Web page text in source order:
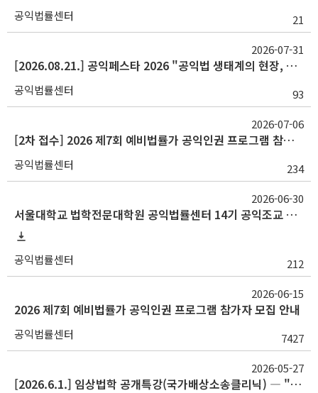
공익법률센터 21
[2026.08.21.] 공익페스타 2026 "공익법 생태계의 현장, 연결, 그리고 미래"
공익법률센터 93
2026-07-31
[2차 접수] 2026 제7회 예비법률가 공익인권 프로그램 참가자 모집 안내
공익법률센터 234
2026-07-06
서울대학교 법학전문대학원 공익법률센터 14기 공익조교 채용 공고
공익법률센터 212
2026-06-30
2026 제7회 예비법률가 공익인권 프로그램 참가자 모집 안내
공익법률센터 7427
2026-06-15
[2026.6.1.] 임상법학 공개특강(국가배상소송클리닉) ― "한국 해외입양 과정의 인권침해 취재후기"
2026-05-27